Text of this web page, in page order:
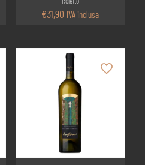
€31,90 IVA inclusa